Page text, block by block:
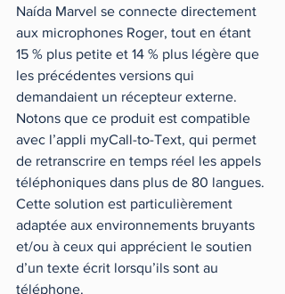
Naída Marvel se connecte directement
aux microphones Roger, tout en étant
15 % plus petite et 14 % plus légère que
les précédentes versions qui
demandaient un récepteur externe.
Notons que ce produit est compatible
avec l’appli myCall-to-Text, qui permet
de retranscrire en temps réel les appels
téléphoniques dans plus de 80 langues.
Cette solution est particulièrement
adaptée aux environnements bruyants
et/ou à ceux qui apprécient le soutien
d’un texte écrit lorsqu’ils sont au
téléphone.